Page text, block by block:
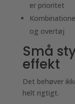
er prioritet
og overtøj
Små
effekt
Det behøver
helt rigtigt.